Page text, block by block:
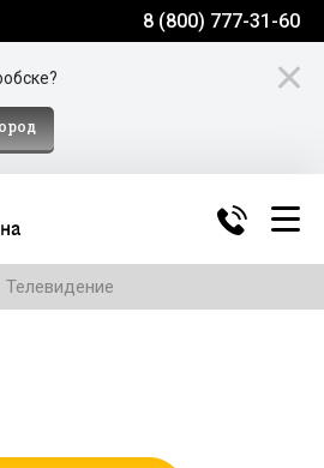
8 (800) 777-31-60
Телевидение